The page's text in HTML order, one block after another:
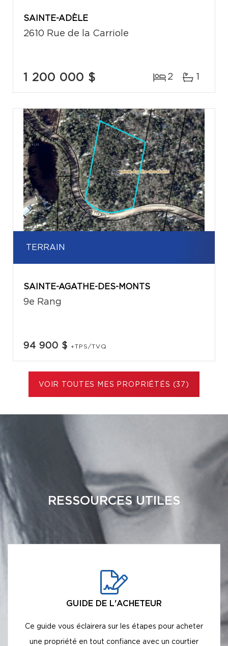
SAINTE-ADÈLE
2610 Rue de la Carriole
1 200 000 $ 2 1
TERRAIN
SAINTE-AGATHE-DES-MONTS
9e Rang
94 900 $ +TPS/TVQ
VOIR TOUTES MES PROPRIÉTÉS (37)
RESSOURCES UTILES
GUIDE DE L'ACHETEUR
Ce guide vous éclairera sur les étapes pour acheter
une propriété en tout confiance avec un courtier